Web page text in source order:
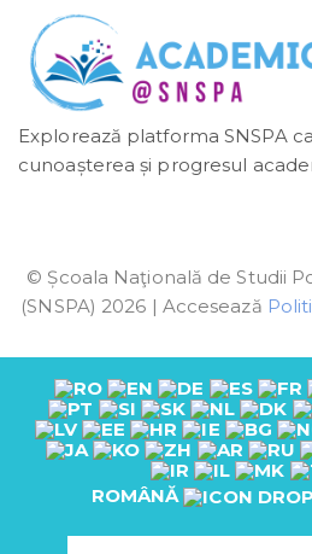
Explorează platforma SNSPA
cunoașterea și progresul
© Școala Naţională de Studii
(SNSPA) 2026 | Accesează
ROMÂNĂ